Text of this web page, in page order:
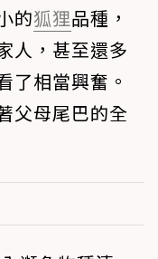
的狐狸品種，
人，甚至還多
了相當興奮。
父母尾巴的全